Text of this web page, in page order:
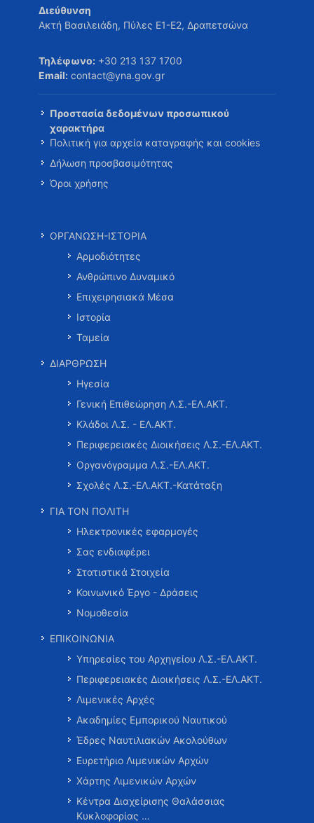
Διεύθυνση
Ακτή Βασιλειάδη, Πύλες Ε1-Ε2, Δραπετσώνα
Τηλέφωνο: +30 213 137 1700
Email: contact@yna.gov.gr
Προστασία δεδομένων προσωπικού
χαρακτήρα
Πολιτική για αρχεία καταγραφής και cookies
Δήλωση προσβασιμότητας
Όροι χρήσης
ΟΡΓΑΝΩΣΗ-ΙΣΤΟΡΙΑ
Αρμοδιότητες
Ανθρώπινο Δυναμικό
Επιχειρησιακά Μέσα
Ιστορία
Ταμεία
ΔΙΑΡΘΡΩΣΗ
Ηγεσία
Γενική Επιθεώρηση Λ.Σ.-ΕΛ.ΑΚΤ.
Κλάδοι Λ.Σ. - ΕΛ.ΑΚΤ.
Περιφερειακές Διοικήσεις Λ.Σ.-ΕΛ.ΑΚΤ.
Οργανόγραμμα Λ.Σ.-ΕΛ.ΑΚΤ.
Σχολές Λ.Σ.-ΕΛ.ΑΚΤ.-Κατάταξη
ΓΙΑ ΤΟΝ ΠΟΛΙΤΗ
Ηλεκτρονικές εφαρμογές
Σας ενδιαφέρει
Στατιστικά Στοιχεία
Κοινωνικό Έργο - Δράσεις
Νομοθεσία
ΕΠΙΚΟΙΝΩΝΙΑ
Υπηρεσίες του Αρχηγείου Λ.Σ.-ΕΛ.ΑΚΤ.
Περιφερειακές Διοικήσεις Λ.Σ.-ΕΛ.ΑΚΤ.
Λιμενικές Αρχές
Ακαδημίες Εμπορικού Ναυτικού
Έδρες Ναυτιλιακών Ακολούθων
Ευρετήριο Λιμενικών Αρχών
Χάρτης Λιμενικών Αρχών
Κέντρα Διαχείρισης Θαλάσσιας
Κυκλοφορίας …